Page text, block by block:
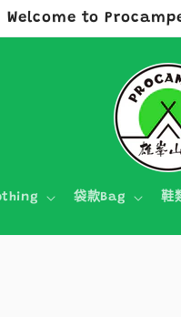
Welcome to
袋款Bag 鞋